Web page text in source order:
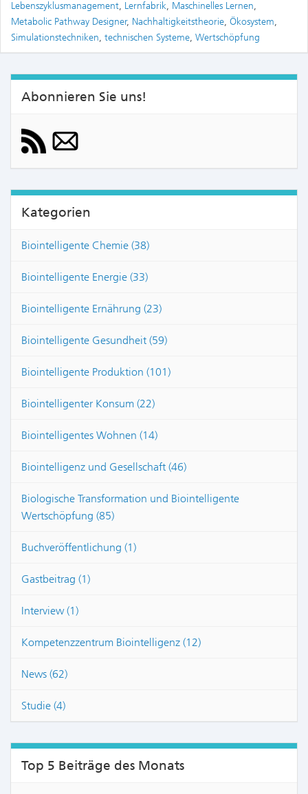
Lebenszyklusmanagement, Lernfabrik, Maschinelles Lernen,
Metabolic Pathway Designer, Nachhaltigkeitstheorie, Ökosystem,
Simulationstechniken, technischen Systeme, Wertschöpfung
Abonnieren Sie uns!
Kategorien
Biointelligente Chemie (38)
Biointelligente Energie (33)
Biointelligente Ernährung (23)
Biointelligente Gesundheit (59)
Biointelligente Produktion (101)
Biointelligenter Konsum (22)
Biointelligentes Wohnen (14)
Biointelligenz und Gesellschaft (46)
Biologische Transformation und Biointelligente
Wertschöpfung (85)
Buchveröffentlichung (1)
Gastbeitrag (1)
Interview (1)
Kompetenzzentrum Biointelligenz (12)
News (62)
Studie (4)
Top 5 Beiträge des Monats